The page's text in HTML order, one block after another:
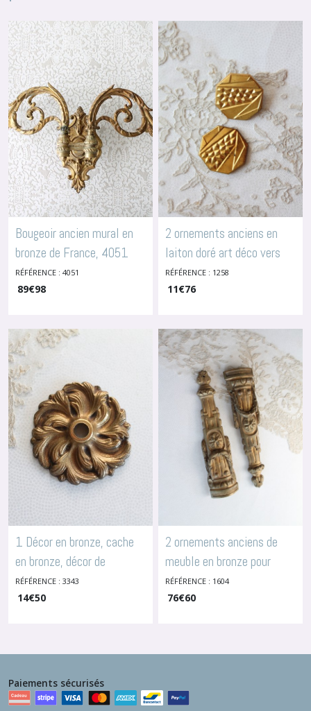
Bougeoir ancien mural en
bronze de France, 4051
-Enjoliveurs
RÉFÉRENCE : 4051
89€98
2 ornements anciens en
laiton doré art déco vers
1930, ref1258
RÉFÉRENCE : 1258
11€76
1 Décor en bronze, cache
en bronze, décor de
meuble, enjoliveur poignée,
serrurerie, 3343
RÉFÉRENCE : 3343
14€50
2 ornements anciens de
meuble en bronze pour
pieds de meuble, pour
guéridon, 1604
RÉFÉRENCE : 1604
76€60
Paiements sécurisés